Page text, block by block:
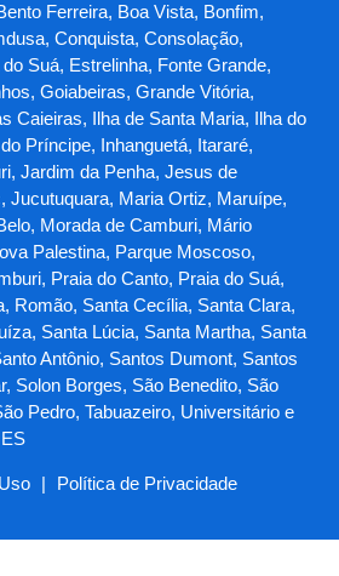
Ferreira, Boa Vista, Bonfim,
Conquista, Consolação,
Suá, Estrelinha, Fonte Grande,
Goiabeiras, Grande Vitória,
Caieiras, Ilha de Santa Maria, Ilha do
Príncipe, Inhanguetá, Itararé,
Jardim da Penha, Jesus de
Jucutuquara, Maria Ortiz, Maruípe,
Morada de Camburi, Mário
Palestina, Parque Moscoso,
Praia do Canto, Praia do Suá,
Romão, Santa Cecília, Santa Clara,
Santa Lúcia, Santa Martha, Santa
Antônio, Santos Dumont, Santos
Solon Borges, São Benedito, São
Pedro, Tabuazeiro, Universitário e
| Política de Privacidade